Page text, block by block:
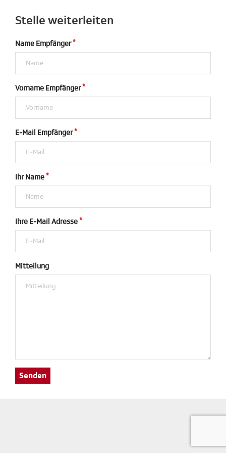
Stelle weiterleiten
Name Empfänger
Vorname Empfänger
E-Mail Empfänger
Ihr Name
Ihre E-Mail Adresse
Mitteilung
Senden